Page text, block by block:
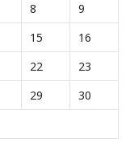
8
9
15
16
22
23
29
30